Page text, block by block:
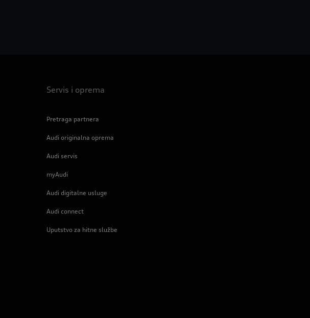
Servis i oprema
Pretraga partnera
Audi originalna oprema
Audi servis
myAudi
Audi digitalne usluge
Audi connect
Uputstvo za hitne službe